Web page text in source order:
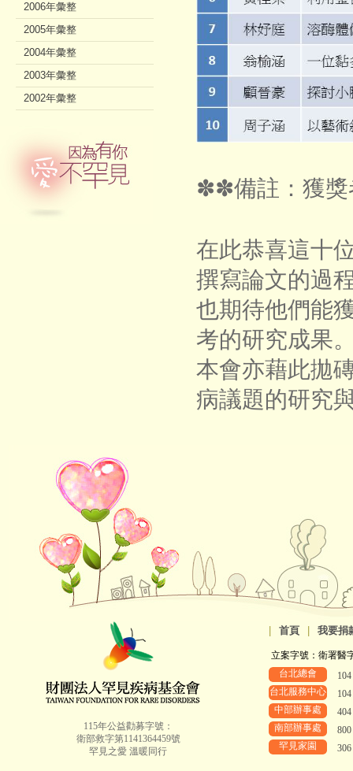
✽✽備註：獲
在此恭喜這十
撰寫論文的過
也期待他們能
考的研究成果
本會亦藉此拋
病議題的研究
2006年彙整
2005年彙整
2004年彙整
2003年彙整
2002年彙整
115年公益勸募字號：
衛部救字第1141364459號
罕見之愛 溫暖同行
首頁 我要捐
立案字號：衛署醫
台北總會
台北服務中心
中部辦事處
南部辦事處
罕見家園